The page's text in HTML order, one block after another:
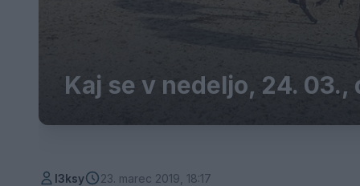
Kaj se v nedeljo, 24.
l3ksy 23. marec 2019, 18:17